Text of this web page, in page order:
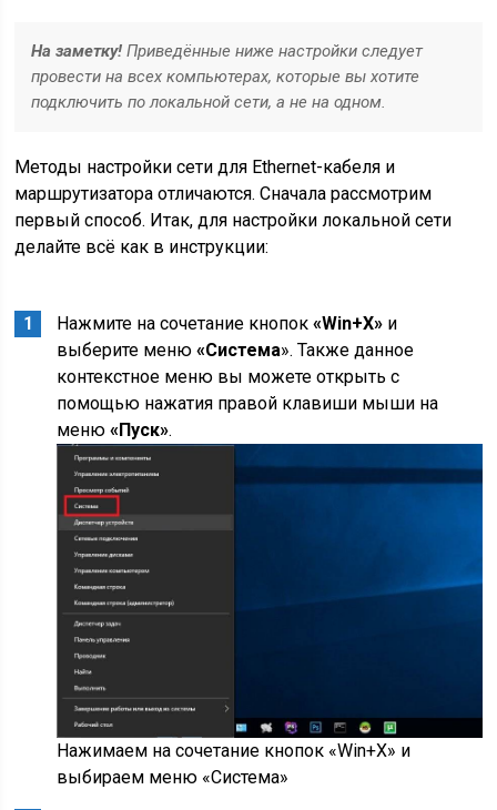
На заметку! Приведённые ниже настройки следует
провести на всех компьютерах, которые вы хотите
подключить по локальной сети, а не на одном.
Методы настройки сети для Ethernet-кабеля и
маршрутизатора отличаются. Сначала рассмотрим
первый способ. Итак, для настройки локальной сети
делайте всё как в инструкции:
Нажмите на сочетание кнопок«Win+X» и
выберите меню«Система». Также данное
контекстное меню вы можете открыть с
помощью нажатия правой клавиши мыши на
меню«Пуск».
Нажимаем на сочетание кнопок «Win+X» и
выбираем меню «Система»